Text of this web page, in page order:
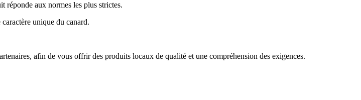
réponde aux normes les plus strictes.
unique du canard.
afin de vous offrir des produits locaux de qualité et une compréhension des exigences.